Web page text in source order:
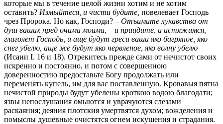
которые мы в течение целой жизни хотим и не хотим
оставить? Измыйтеся, и чисти будите, повелевает Господь
чрез Пророка. Но как, Господи? – Отъимите лукавства от
душ ваших пред очима моима, – и приидите, и истяжимся,
глаголет Господь, и аще будут греси ваши яко багряное, яко
снег убелю, аще же будут яко червленое, яко волну убелю
(Исаии I. 16 и 18). Отрекитесь прежде сами от нечистот своих
искренно и постоянно, и потом с совершенною
доверенностию предоставьте Богу продолжать или
переменять купель, им для вас поставленную. Кровавыя пятна
нечистой природы будут убелены кроткою водою благодати;
язвы непослушания омыются и уврачуются слезами
раскаяния; деяния плотския умертвятся духом; вожделения и
помыслы душевные очистятся огнем искушения и страдания.